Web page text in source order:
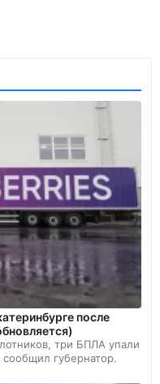
после
три БПЛА упали
сообщил губернатор.